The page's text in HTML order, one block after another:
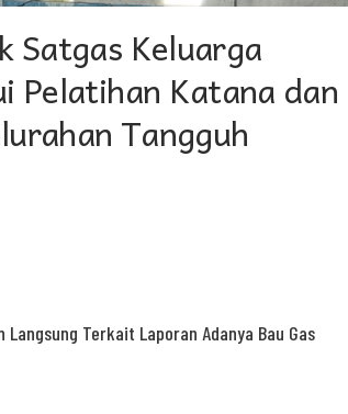
Satgas Keluarga
Pelatihan Katana dan
Tangguh
Langsung Terkait Laporan Adanya Bau Gas